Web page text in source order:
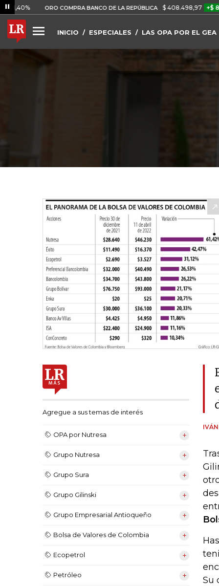
ORO COMPRA BANCO DE LA REPÚBLICA $ 408.498,97 +$ 8.753,81
INICIO ESPECIALES LAS OPA POR EL GEA
Agregue a sus temas de interés
OPA por Nutresa
Grupo Nutresa
Grupo Sura
Grupo Gilinski
Grupo Empresarial Antioqueño
Bolsa de Valores de Colombia
Ecopetrol
Petróleo
Su